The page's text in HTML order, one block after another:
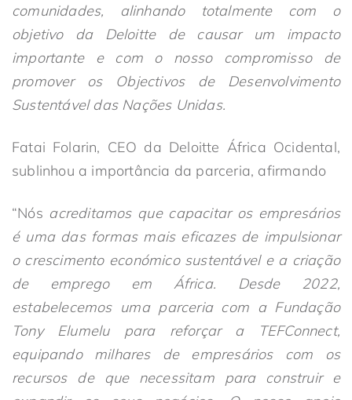
comunidades, alinhando totalmente com o
objetivo da Deloitte de causar um impacto
importante e com o nosso compromisso de
promover os Objectivos de Desenvolvimento
Sustentável das Nações Unidas.
Fatai Folarin, CEO da Deloitte África Ocidental,
sublinhou a importância da parceria, afirmando
“Nós acreditamos que capacitar os empresários
é uma das formas mais eficazes de impulsionar
o crescimento económico sustentável e a criação
de emprego em África. Desde 2022,
estabelecemos uma parceria com a Fundação
Tony Elumelu para reforçar a TEFConnect,
equipando milhares de empresários com os
recursos de que necessitam para construir e